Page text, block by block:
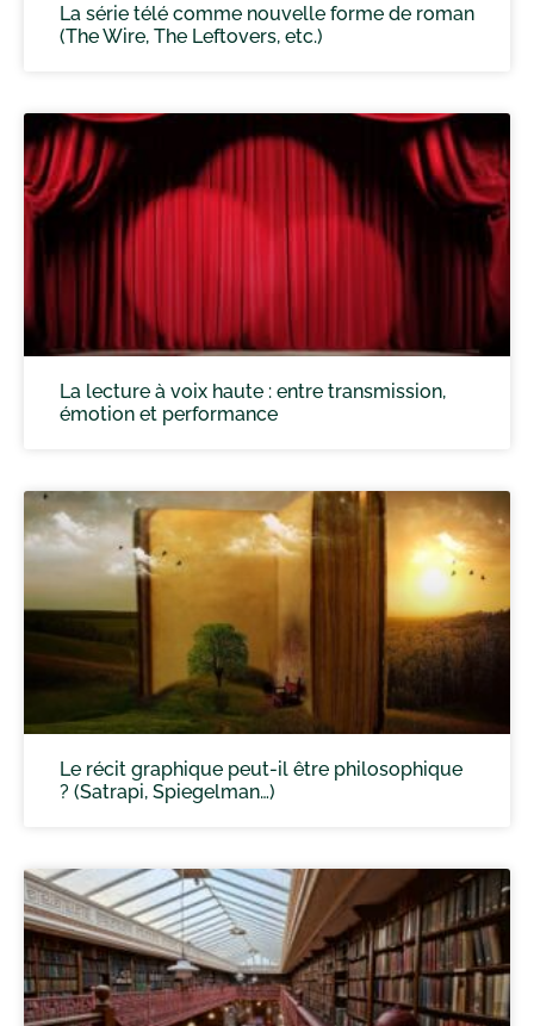
La série télé comme nouvelle forme de roman
(The Wire, The Leftovers, etc.)
La lecture à voix haute : entre transmission,
émotion et performance
Le récit graphique peut-il être philosophique
? (Satrapi, Spiegelman…)